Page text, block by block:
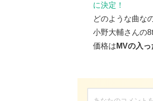
に決定！
どのような曲な
小野大輔さんの
価格は MVの入